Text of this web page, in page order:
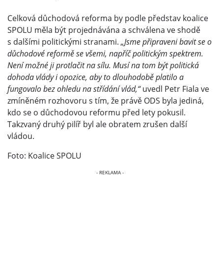
Celková důchodová reforma by podle představ koalice
SPOLU měla být projednávána a schválena ve shodě
s dalšími politickými stranami. „Jsme připraveni bavit se o
důchodové reformě se všemi, napříč politickým spektrem.
Není možné ji protlačit na sílu. Musí na tom být politická
dohoda vlády i opozice, aby to dlouhodobě platilo a
fungovalo bez ohledu na střídání vlád,“uvedl Petr Fiala ve
zmíněném rozhovoru s tím, že právě ODS byla jediná,
kdo se o důchodovou reformu před lety pokusil.
Takzvaný druhý pilíř byl ale obratem zrušen další
vládou.
Foto: Koalice SPOLU